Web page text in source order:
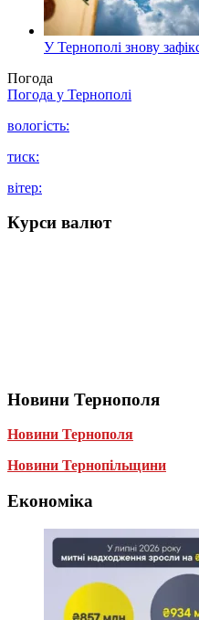
У Тернополі знову
Погода
Погода у Тернополі
вологість:
тиск:
вітер:
Курси валют
Новини Тернополя
Новини Тернополя
Новини Тернопільщини
Економіка